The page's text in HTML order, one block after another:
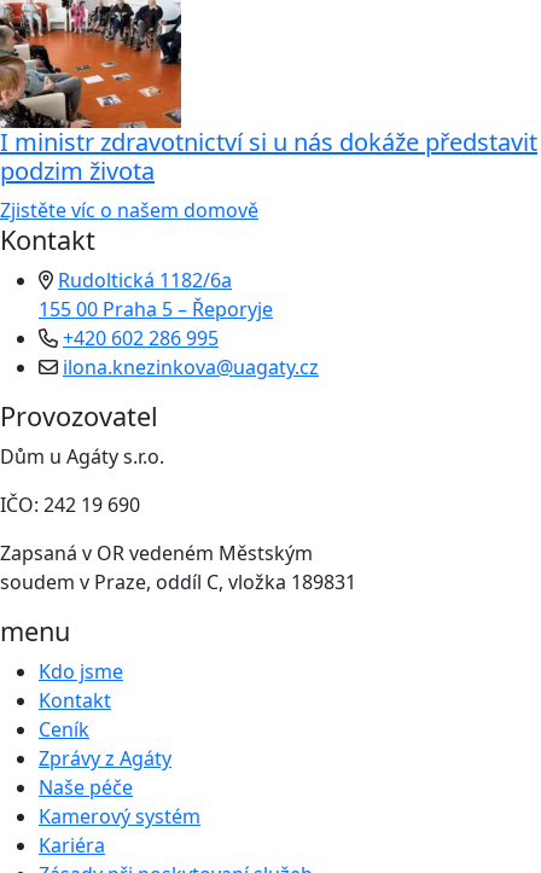
I ministr zdravotnictví si u nás dokáže představit
podzim života
Zjistěte víc o našem domově
Kontakt
Rudoltická 1182/6a
155 00 Praha 5 – Řeporyje
+420 602 286 995
ilona.knezinkova@uagaty.cz
Provozovatel
Dům u Agáty s.r.o.
IČO: 242 19 690
Zapsaná v OR vedeném Městským
soudem v Praze, oddíl C, vložka 189831
menu
Kdo jsme
Kontakt
Ceník
Zprávy z Agáty
Naše péče
Kamerový systém
Kariéra